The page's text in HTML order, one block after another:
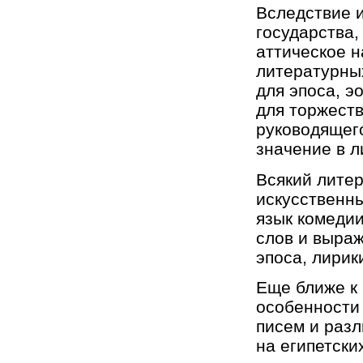
Вследствие
аттическое
для эпоса,
для
значение в
Всякий
язык
слов и
эпоса,
Еще ближе к
писем и
на